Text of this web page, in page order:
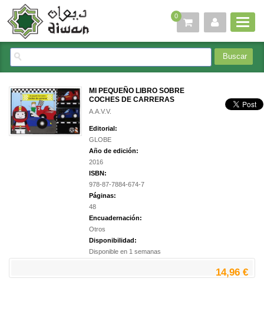
0
MI PEQUEÑO LIBRO SOBRE
COCHES DE CARRERAS
A.A.V.V.
Editorial:
GLOBE
Año de edición:
2016
ISBN:
978-87-7884-674-7
Páginas:
48
Encuadernación:
Otros
Disponibilidad:
Disponible en 1 semanas
14,96 €